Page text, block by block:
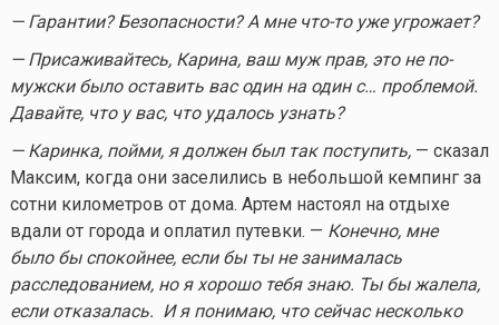
— Гарантии? Безопасности? А мне что-тоуже угрожает?
— Присаживайтесь, Карина, ваш муж прав, это не по-
мужски было оставить вас один на один с… проблемой.
Давайте, что у вас, что удалось узнать?
— Каринка, пойми, я должен был так поступить,— сказал
Максим, когда они заселились в небольшой кемпинг за
сотни километров от дома. Артем настоял на отдыхе
вдали от города и оплатил путевки. — Конечно, мне
было бы спокойнее, если бы ты не занималась
расследованием, но я хорошо тебя знаю. Ты бы жалела,
если отказалась. И я понимаю, что сейчас несколько